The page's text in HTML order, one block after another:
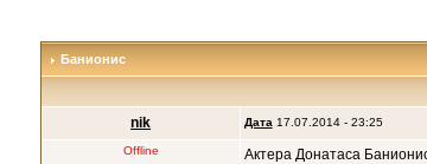
Банионис
nik Дата 17.07.2014 - 23:25
Offline
Актера Донатаса